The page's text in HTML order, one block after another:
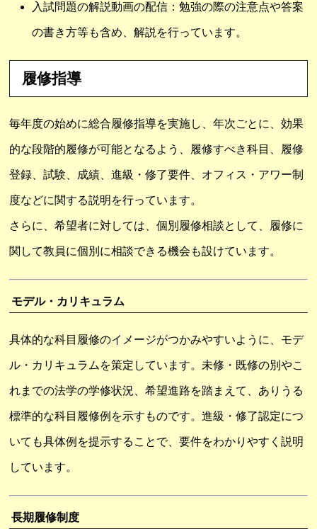
入試問題の解説動画の配信：勉強の際の注意点や答案
の書き方等も含め、解説を行っています。
履修指導
毎年度の始めに総合履修指導を実施し、年次ごとに、効果
的な段階的履修が可能となるよう、履修すべき科目、履修
登録、試験、成績、進級・修了要件、オフィス・アワー制
度などに関する説明を行っています。
さらに、希望者に対しては、個別履修相談として、履修に
関して教員に個別に相談できる機会も設けています。
モデル・カリキュラム
具体的な科目履修のイメージがつかみやすいように、モデ
ル・カリキュラムを策定しています。未修・既修の別やこ
れまでの法学の学修状況、希望進路を踏まえて、ありうる
標準的な科目履修例を示すものです。進級・修了認定につ
いても具体例を提示することで、要件をわかりやすく説明
しています。
長期履修制度